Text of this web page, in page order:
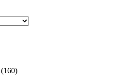
(160)